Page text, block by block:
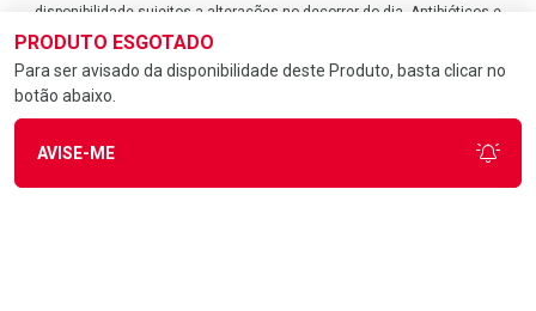
PRODUTO ESGOTADO
Para ser avisado da disponibilidade deste Produto, basta clicar no
botão abaixo.
AVISE-ME
disponibilidade sujeitos a alterações no decorrer do dia. Antibióticos e
antimicrobianos vendas apenas em lojas físicas ou televendas. Portaria nº
344 - 01/02/1999 - Ministério da Saúde. Horário de funcionamento Central
de Vendas e Atendimento ao Cliente 4020 4404 ou 0800 282 10 10 de
LGPD Aceite os Cookies